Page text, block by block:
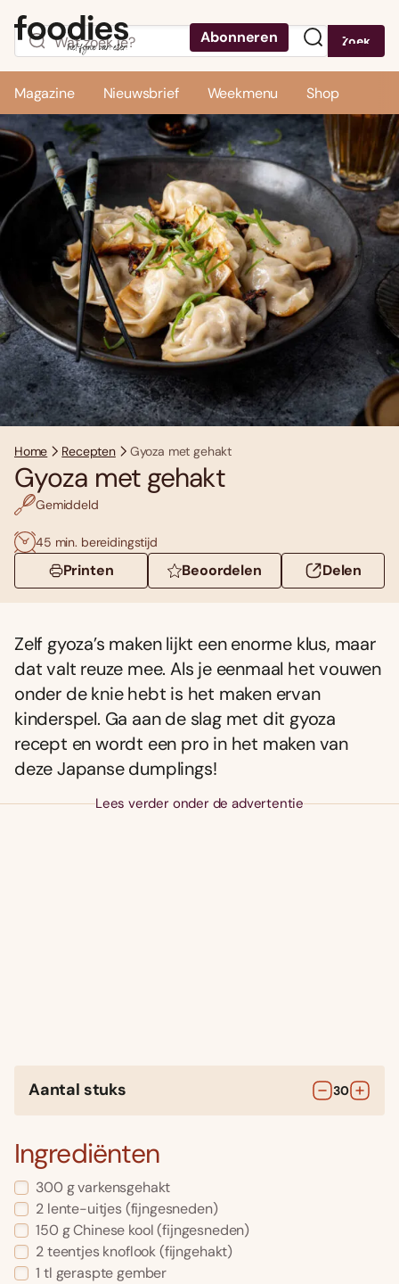
Abonneren Zoek
Magazine Nieuwsbrief Weekmenu Shop
Home Recepten Gyoza met gehakt
Gyoza met gehakt
Gemiddeld
45 min. bereidingstijd
Printen Beoordelen Delen
Zelf gyoza’s maken lijkt een enorme klus, maar
dat valt reuze mee. Als je eenmaal het vouwen
onder de knie hebt is het maken ervan
kinderspel. Ga aan de slag met dit gyoza
recept en wordt een pro in het maken van
deze Japanse dumplings!
Lees verder onder de advertentie
Aantal stuks 30
Ingrediënten
300 gvarkensgehakt
2 lente-uitjes(fijngesneden)
150 gChinese kool(fijngesneden)
2teentjes knoflook(fijngehakt)
1 tl geraspte gember